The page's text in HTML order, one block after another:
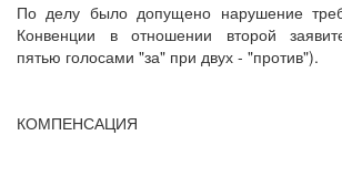
По делу было допущено нарушение
Конвенции в отношении второй
пятью голосами "за" при двух - "против").
КОМПЕНСАЦИЯ